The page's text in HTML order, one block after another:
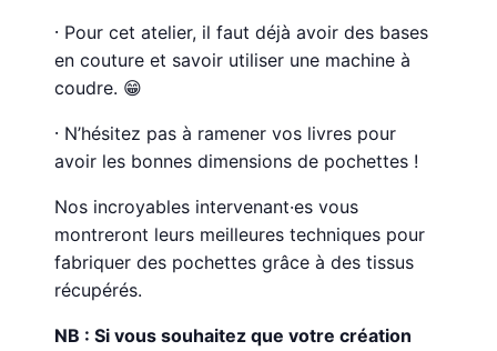
⸱ Pour cet atelier, il faut déjà avoir des bases
en couture et savoir utiliser une machine à
coudre. 😁
⸱ N’hésitez pas à ramener vos livres pour
avoir les bonnes dimensions de pochettes !
Nos incroyables intervenant·es vous
montreront leurs meilleures techniques pour
fabriquer des pochettes grâce à des tissus
récupérés.
NB : Si vous souhaitez que votre création